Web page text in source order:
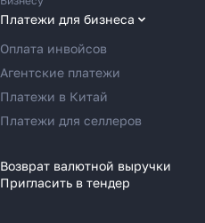
Переводы в Грецию
Переводы в Германию
Переводы в Ирландию
Переводы в Испанию
Переводы в Италию
Переводы в Латвию
Переводы в Литву
Платежи для бизнеса
Оплата инвойсов
Агентские платежи
Платежи в Китай
Платежи для селлеров
Возврат валютной выручки
Пригласить в тендер